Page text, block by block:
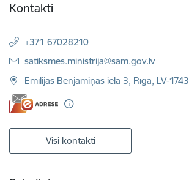
Kontakti
+371 67028210
E-pasts:
satiksmes.ministrija@sam.gov.lv
Emīlijas Benjamiņas iela 3, Rīga, LV-1743
Visi kontakti